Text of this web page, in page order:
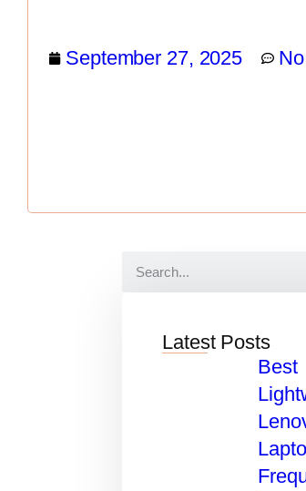
September 27, 2025
Latest Posts
Best